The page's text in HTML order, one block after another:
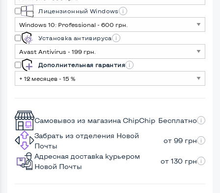
Лицензионный Windows
Установка антивируса
Дополнительная гарантия
Самовывоз из магазина ChipChip Бесплатно
Забрать из отделения Новой
Почты
от 99 грн
Адресная доставка курьером
Новой Почты
от 130 грн